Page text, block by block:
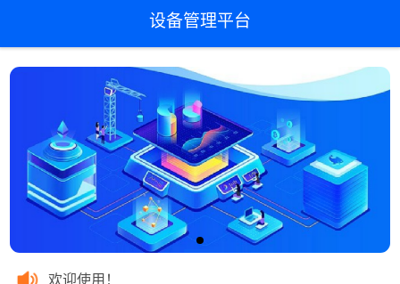
设备管理平台
欢迎使用！